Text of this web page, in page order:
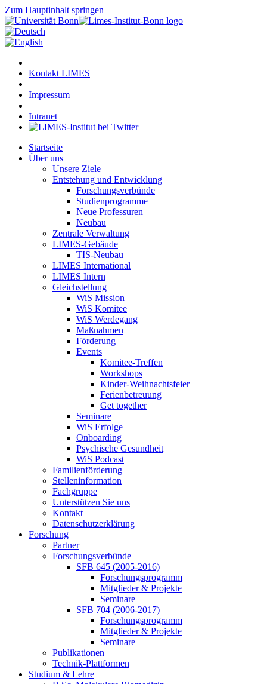
Zum Hauptinhalt springen
Kontakt LIMES
Impressum
Intranet
Startseite
Über uns
Unsere Ziele
Entstehung und Entwicklung
Forschungsverbünde
Studienprogramme
Neue Professuren
Neubau
Zentrale Verwaltung
LIMES-Gebäude
TIS-Neubau
LIMES International
LIMES Intern
Gleichstellung
WiS Mission
WiS Komitee
WiS Werdegang
Maßnahmen
Förderung
Events
Komitee-Treffen
Workshops
Kinder-Weihnachtsfeier
Ferienbetreuung
Get together
Seminare
WiS Erfolge
Onboarding
Psychische Gesundheit
WiS Podcast
Familienförderung
Stelleninformation
Fachgruppe
Unterstützen Sie uns
Kontakt
Datenschutzerklärung
Forschung
Partner
Forschungsverbünde
SFB 645 (2005-2016)
Forschungsprogramm
Mitglieder & Projekte
Seminare
SFB 704 (2006-2017)
Forschungsprogramm
Mitglieder & Projekte
Seminare
Publikationen
Technik-Plattformen
Studium & Lehre